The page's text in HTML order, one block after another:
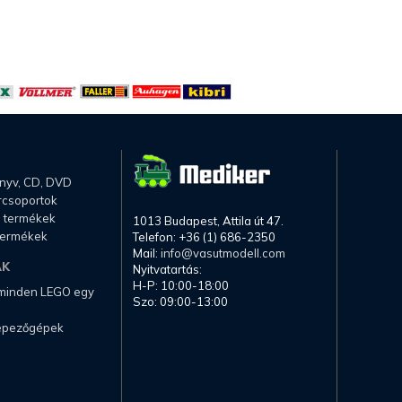
CD, DVD
termékek
LEGO egy
1013 Budapest, Attila út 47.
Telefon: +36 (1) 686-2350
Mail: info@vasutmodell.com
Nyitvatartás:
H-P: 10:00-18:00
Szo: 09:00-13:00